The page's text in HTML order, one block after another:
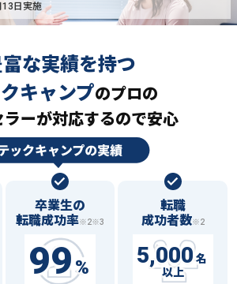
日実施
な実績を持つ
キャンプのプロの
ラーが対応するので安心
卒業生の
転職成功率※2※3
99%
転職
成功者数※2
5,000 名
以上